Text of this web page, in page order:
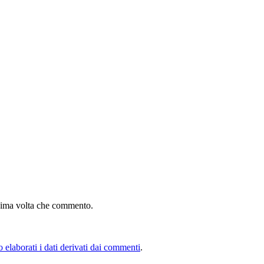
volta che commento.
elaborati i dati derivati dai commenti.